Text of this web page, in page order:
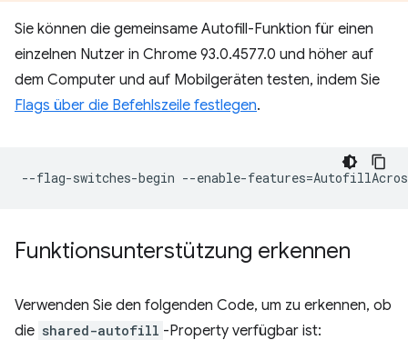
Sie können die gemeinsame Autofill-Funktion für einen
einzelnen Nutzer in Chrome 93.0.4577.0 und höher auf
dem Computer und auf Mobilgeräten testen, indem Sie
Flags über die Befehlszeile festlegen.
--flag-switches-begin --enable-features=
Funktionsunterstützung erkennen
Verwenden Sie den folgenden Code, um zu erkennen, ob
die shared-autofill -Property verfügbar ist: